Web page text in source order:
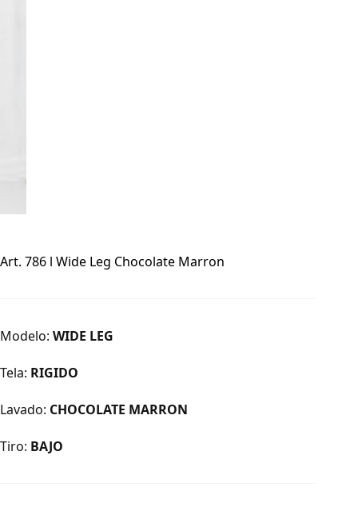
Art. 786 l Wide Leg Chocolate Marron
Modelo: WIDE LEG
Tela: RIGIDO
Lavado: CHOCOLATE MARRON
Tiro: BAJO